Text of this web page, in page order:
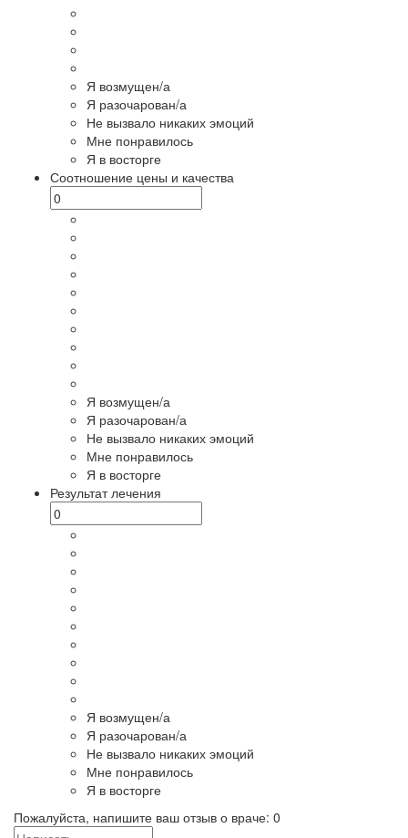
Я возмущен/а
Я разочарован/а
Не вызвало никаких эмоций
Мне понравилось
Я в восторге
Соотношение цены и качества
Я возмущен/а
Я разочарован/а
Не вызвало никаких эмоций
Мне понравилось
Я в восторге
Результат лечения
Я возмущен/а
Я разочарован/а
Не вызвало никаких эмоций
Мне понравилось
Я в восторге
Пожалуйста, напишите ваш отзыв о враче: 0